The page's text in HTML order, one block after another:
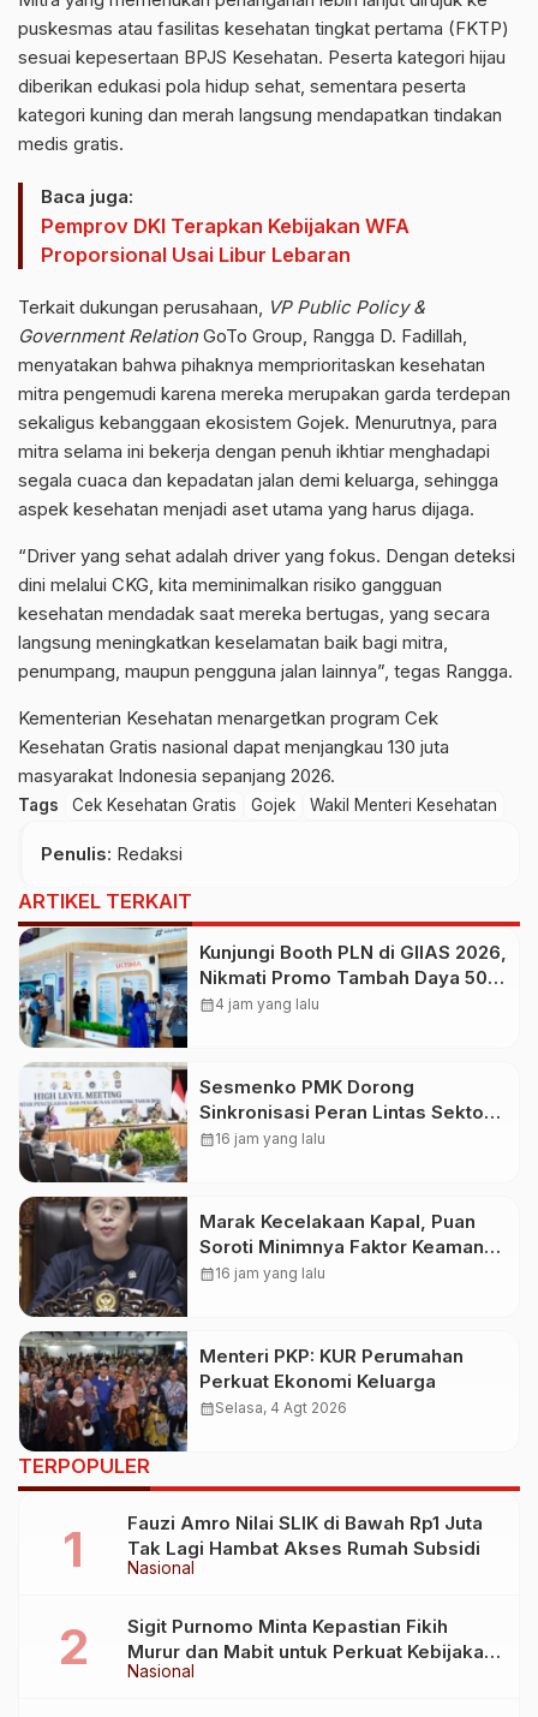
puskesmas atau fasilitas kesehatan tingkat pertama (FKTP)
sesuai kepesertaan BPJS Kesehatan. Peserta kategori hijau
diberikan edukasi pola hidup sehat, sementara peserta
kategori kuning dan merah langsung mendapatkan tindakan
medis gratis.
Baca juga:
Pemprov DKI Terapkan Kebijakan WFA
Proporsional Usai Libur Lebaran
Terkait dukungan perusahaan, VP Public Policy &
Government RelationGoTo Group, Rangga D. Fadillah,
menyatakan bahwa pihaknya memprioritaskan kesehatan
mitra pengemudi karena mereka merupakan garda terdepan
sekaligus kebanggaan ekosistem Gojek. Menurutnya, para
mitra selama ini bekerja dengan penuh ikhtiar menghadapi
segala cuaca dan kepadatan jalan demi keluarga, sehingga
aspek kesehatan menjadi aset utama yang harus dijaga.
“Driver yang sehat adalah driver yang fokus. Dengan deteksi
dini melalui CKG, kita meminimalkan risiko gangguan
kesehatan mendadak saat mereka bertugas, yang secara
langsung meningkatkan keselamatan baik bagi mitra,
penumpang, maupun pengguna jalan lainnya”, tegas Rangga.
Kementerian Kesehatan menargetkan program Cek
Kesehatan Gratis nasional dapat menjangkau 130 juta
masyarakat Indonesia sepanjang 2026.
Tags Cek Kesehatan Gratis Gojek Wakil Menteri Kesehatan
Penulis: Redaksi
ARTIKEL TERKAIT
Kunjungi Booth PLN di GIIAS 2026,
Nikmati Promo Tambah Daya 50
Persen
calendar_month4 jam yang lalu
Sesmenko PMK Dorong
Sinkronisasi Peran Lintas Sektor
Percepat Penurunan Stunting
calendar_month16 jam yang lalu
Marak Kecelakaan Kapal, Puan
Soroti Minimnya Faktor Keamanan
Transportasi Laut
calendar_month16 jam yang lalu
Menteri PKP: KUR Perumahan
Perkuat Ekonomi Keluarga
calendar_monthSelasa, 4 Agt 2026
TERPOPULER
Nasional
Fauzi Amro Nilai SLIK di Bawah Rp1 Juta
Tak Lagi Hambat Akses Rumah Subsidi
Nasional
Sigit Purnomo Minta Kepastian Fikih
Murur dan Mabit untuk Perkuat Kebijakan
Haji